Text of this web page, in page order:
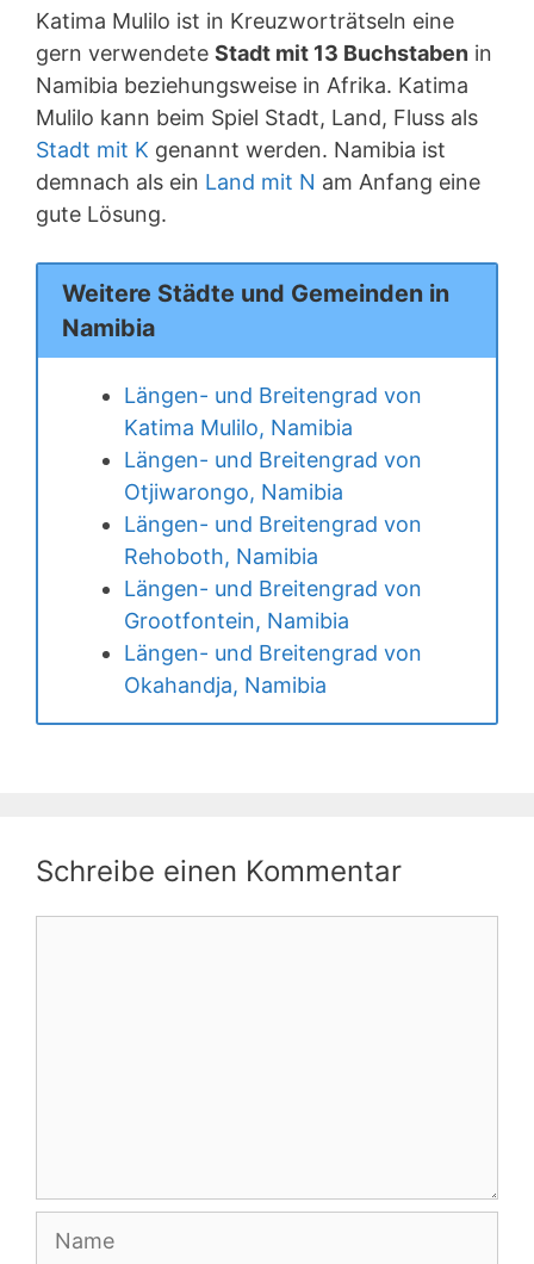
Katima Mulilo ist in Kreuzworträtseln eine
gern verwendete Stadt mit 13 Buchstaben in
Namibia beziehungsweise in Afrika. Katima
Mulilo kann beim Spiel Stadt, Land, Fluss als
Stadt mit K genannt werden. Namibia ist
demnach als ein Land mit N am Anfang eine
gute Lösung.
Weitere Städte und Gemeinden in
Namibia
Längen- und Breitengrad von
Katima Mulilo, Namibia
Längen- und Breitengrad von
Otjiwarongo, Namibia
Längen- und Breitengrad von
Rehoboth, Namibia
Längen- und Breitengrad von
Grootfontein, Namibia
Längen- und Breitengrad von
Okahandja, Namibia
Schreibe einen Kommentar